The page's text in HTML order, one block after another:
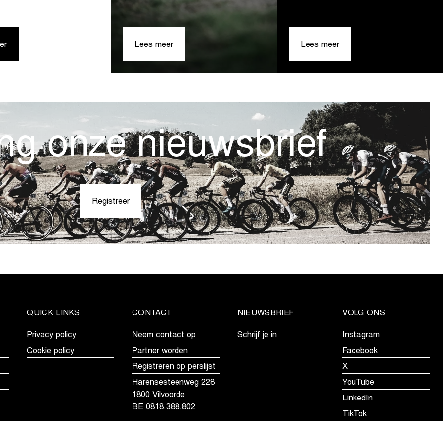
Cycling
Challenge
Lees meer Lees meer
tweede
editie
onze nieuwsbrief
Registreer
QUICK LINKS
Privacy policy
Cookie policy
CONTACT
Neem contact op
Partner worden
Registreren op perslijst
Harensesteenweg 228
1800 Vilvoorde
BE 0818.388.802
NIEUWSBRIEF
Schrijf je in
VOLG ONS
Instagram
Facebook
X
YouTube
LinkedIn
TikTok